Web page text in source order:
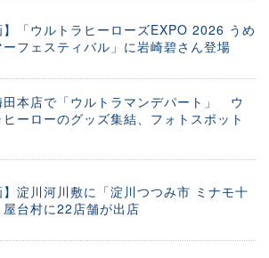
】「ウルトラヒーローズEXPO 2026 うめ
ーフェスティバル」に岩崎碧さん登場
田本店で「ウルトラマンデパート」 ウ
ヒーローのグッズ集結、フォトスポット
】淀川河川敷に「淀川つつみ市 ミナモ十
台村に22店舗が出店